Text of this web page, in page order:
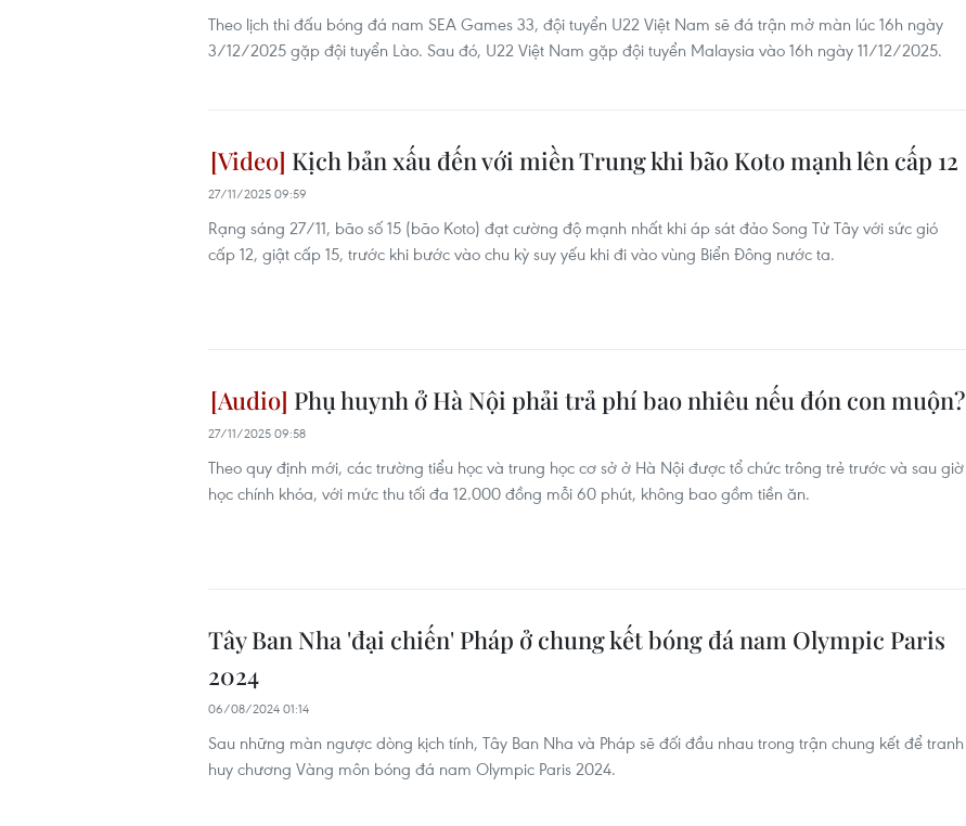
Theo lịch thi đấu bóng đá nam SEA Games 33, đội tuyển U22 Việt Nam sẽ đá trận mở màn lúc 16h ngày
3/12/2025 gặp đội tuyển Lào. Sau đó, U22 Việt Nam gặp đội tuyển Malaysia vào 16h ngày 11/12/2025.
Kịch bản xấu đến với miền Trung khi bão Koto mạnh lên cấp 12
27/11/2025 09:59
Rạng sáng 27/11, bão số 15 (bão Koto) đạt cường độ mạnh nhất khi áp sát đảo Song Tử Tây với sức gió
cấp 12, giật cấp 15, trước khi bước vào chu kỳ suy yếu khi đi vào vùng Biển Đông nước ta.
Phụ huynh ở Hà Nội phải trả phí bao nhiêu nếu đón con muộn?
27/11/2025 09:58
Theo quy định mới, các trường tiểu học và trung học cơ sở ở Hà Nội được tổ chức trông trẻ trước và sau giờ
học chính khóa, với mức thu tối đa 12.000 đồng mỗi 60 phút, không bao gồm tiền ăn.
Tây Ban Nha 'đại chiến' Pháp ở chung kết bóng đá nam Olympic Paris
2024
06/08/2024 01:14
Sau những màn ngược dòng kịch tính, Tây Ban Nha và Pháp sẽ đối đầu nhau trong trận chung kết để tranh
huy chương Vàng môn bóng đá nam Olympic Paris 2024.